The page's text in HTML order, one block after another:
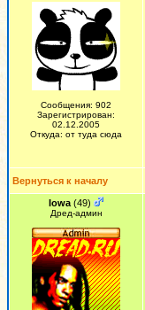
Сообщения: 902
Зарегистрирован:
02.12.2005
Откуда: от туда сюда
Вернуться к началу
Iowa (49)
Дред-админ